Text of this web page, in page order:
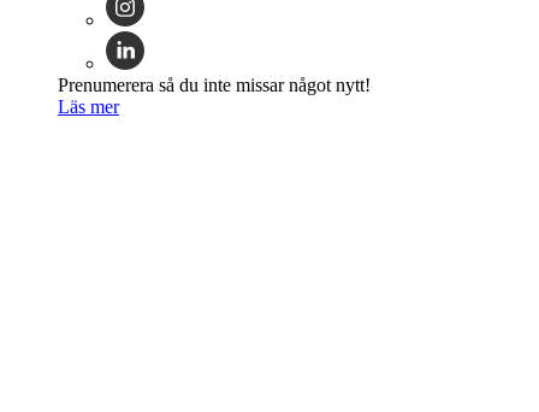
Prenumerera så du inte missar något nytt!
Läs mer